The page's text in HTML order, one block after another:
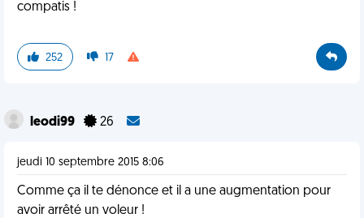
compatis !
252 17
leodi99 26
jeudi 10 septembre 2015 8:06
Comme ça il te dénonce et il a une augmentation pour
avoir arrêté un voleur !